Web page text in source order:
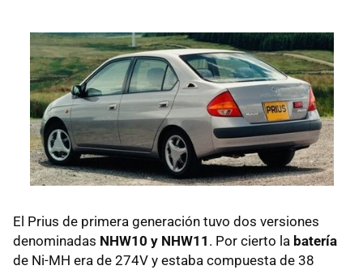
El Prius de primera generación tuvo dos versiones
denominadas NHW10 y NHW11 . Por cierto la batería
de Ni-MH era de 274V y estaba compuesta de 38